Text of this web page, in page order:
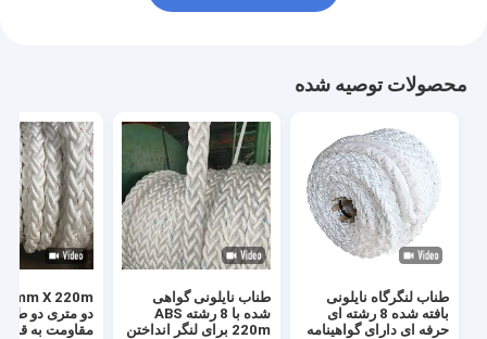
محصولات توصیه شده
طناب لنگرگاه نایلونی
بافته شده 8 رشته ای
حرفه ای دارای گواهینامه
طناب نایلونی گواهی
شده با 8 رشته ABS
220m برای لنگر انداختن
دو متری دو
مقاومت به قارچ